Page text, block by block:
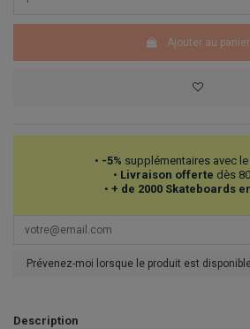
Ajouter au panier
• -5% supplémentaires avec
• Livraison offerte dès
• + de 2000 Skateboards
Prévenez-moi lorsque le produit est
Description